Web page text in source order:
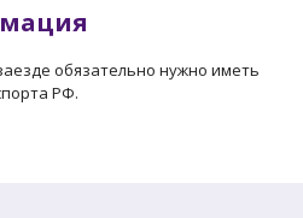
обязательно нужно иметь
РФ.